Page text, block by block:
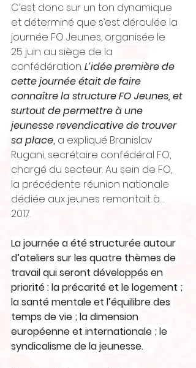
C’est donc sur un ton dynamique
et déterminé que s’est déroulée la
journée FO Jeunes, organisée le
25 juin au siège de la
confédération.L’idée première de
cette journée était de faire
connaître la structure FO Jeunes, et
surtout de permettre à une
jeunesse revendicative de trouver
sa place, a expliqué Branislav
Rugani, secrétaire confédéral FO,
chargé du secteur. Au sein de FO,
la précédente réunion nationale
dédiée aux jeunes remontait à…
2017.
La journée a été structurée autour
d’ateliers sur les quatre thèmes de
travail qui seront développés en
priorité : la précarité et le logement ;
la santé mentale et l’équilibre des
temps de vie ; la dimension
européenne et internationale ; le
syndicalisme de la jeunesse.